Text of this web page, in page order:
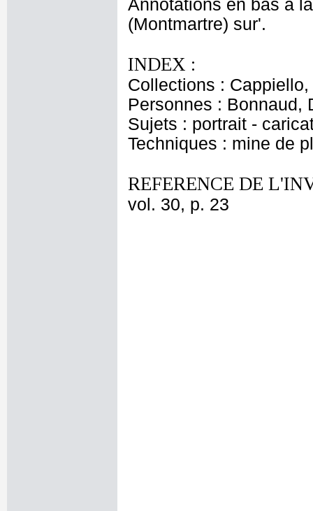
Annotations en bas à
(Montmartre) sur'.
INDEX :
Collections :
Personnes : Bonnaud,
Sujets : portrait -
Techniques : mine de
REFERENCE DE
vol. 30, p. 23